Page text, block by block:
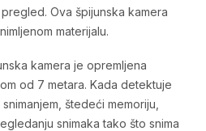
Ova špijunska kamera
materijalu.
kamera je opremljena
od 7 metara. Kada detektuje
štedeći memoriju,
snimaka tako što snima